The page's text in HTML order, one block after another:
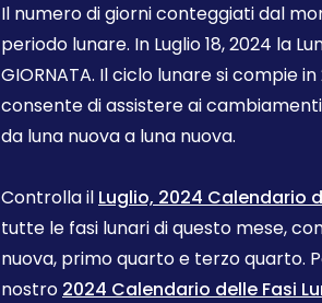
Il numero di giorni conteggiati dal
periodo lunare. In Luglio 18, 2024 la
GIORNATA. Il ciclo lunare si compie
consente di assistere ai
da luna nuova a luna nuova.
Controlla il Luglio, 2024 Calendario
tutte le fasi lunari di questo mese,
nuova, primo quarto e terzo quarto.
nostro 2024 Calendario delle Fasi